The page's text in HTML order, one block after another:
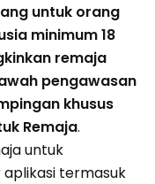
untuk orang
minimum 18
remaja
pengawasan
khusus
Remaja.
untuk
termasuk